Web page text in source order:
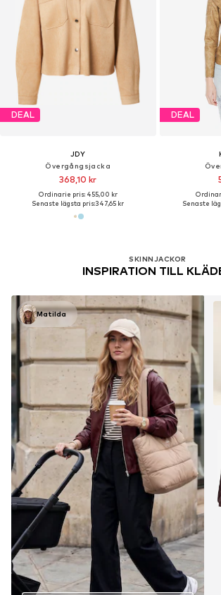
DEAL
JDY
Övergångsjacka
368,10 kr
Ordinarie pris: 455,00 kr
Senaste lägsta pris:347,65 kr
SKINNJACKOR
INSPIRATION TILL
Matilda
DEAL
Senaste